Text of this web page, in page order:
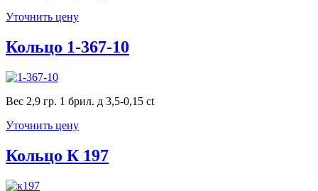
Уточнить цену
Кольцо 1-367-10
Вес 2,9 гр. 1 брил. д 3,5-0,15 ct
Уточнить цену
Кольцо К 197